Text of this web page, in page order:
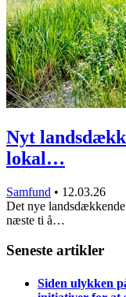
Nyt
lokal…
Samfund • 12.03.26
Det nye
næste ti å…
Seneste artikler
Siden ulykken